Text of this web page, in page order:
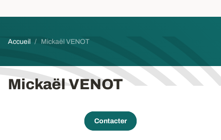
Fil d'Ariane
Accueil Mickaël VENOT
Mickaël VENOT
Contacter